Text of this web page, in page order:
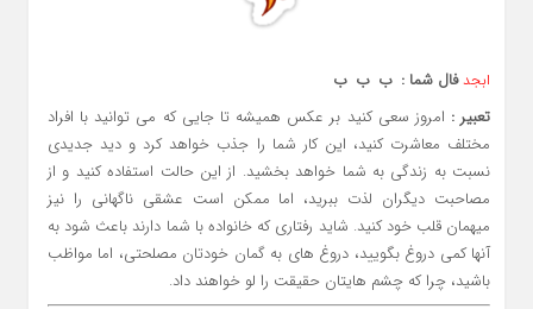
ابجد فال شما : ب ب ب
تعبیر : امروز سعی کنید بر عکس همیشه تا جایی که می توانید با افراد
مختلف معاشرت کنید، این کار شما را جذب خواهد کرد و دید جدیدی
نسبت به زندگی به شما خواهد بخشید. از این حالت استفاده کنید و از
مصاحبت دیگران لذت ببرید، اما ممکن است عشقی ناگهانی را نیز
میهمان قلب خود کنید. شاید رفتاری که خانواده با شما دارند باعث شود به
آنها کمی دروغ بگویید، دروغ های به گمان خودتان مصلحتی، اما مواظب
باشید، چرا که چشم هایتان حقیقت را لو خواهند داد.